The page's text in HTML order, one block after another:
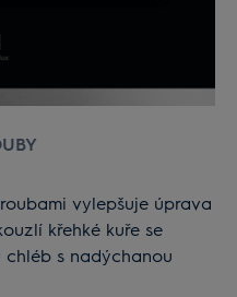
vylepšuje úprava
křehké kuře se
s nadýchanou